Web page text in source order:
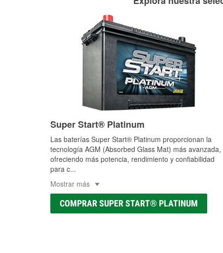
Super Start® Platinum
Las baterías Super Start® Platinum proporcionan la
tecnología AGM (Absorbed Glass Mat) más avanzada,
ofreciendo más potencia, rendimiento y confiabilidad
para c...
Mostrar más
COMPRAR SUPER START® PLATINUM